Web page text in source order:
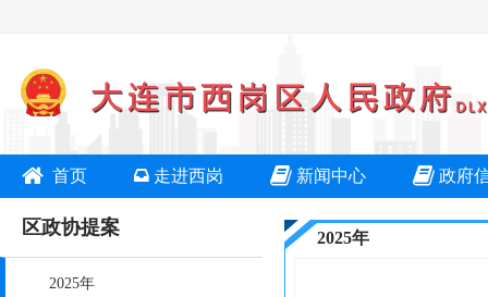
首页 走进西岗 新闻中心 政府
区政协提案
2025年
2025年